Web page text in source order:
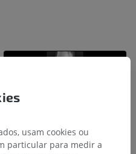
usam cookies ou
particular para medir a